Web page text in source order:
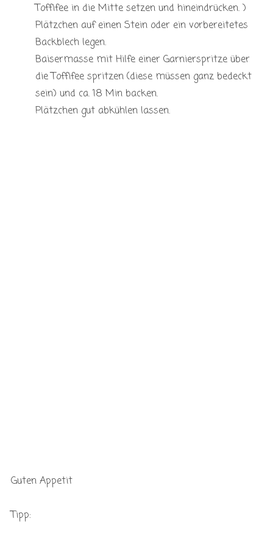
Toffifee in die Mitte setzen und hineindrücken. )
Plätzchen auf einen Stein oder ein vorbereitetes
Backblech legen.
Baisermasse mit Hilfe einer Garnierspritze über
die Toffifee spritzen (diese müssen ganz bedeckt
sein) und ca. 18 Min backen.
Plätzchen gut abkühlen lassen.
Guten Appetit
Tipp: